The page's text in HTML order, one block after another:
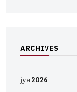
ARCHIVES
јун 2026